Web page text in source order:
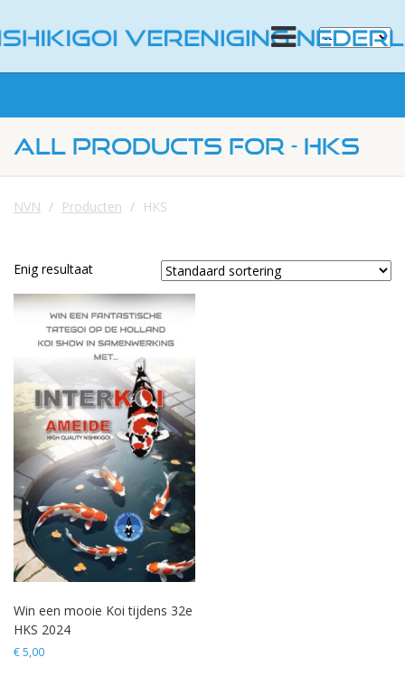
ALL PRODUCTS FOR - HKS
NVN Producten HKS
Enig resultaat
Win een mooie Koi tijdens 32e
HKS 2024
€5,00